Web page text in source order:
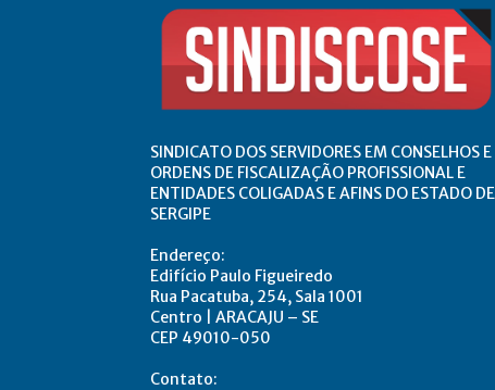
SINDICATO DOS SERVIDORES EM CONSELHOS E
ORDENS DE FISCALIZAÇÃO PROFISSIONAL E
ENTIDADES COLIGADAS E AFINS DO ESTADO DE
SERGIPE
Endereço:
Edifício Paulo Figueiredo
Rua Pacatuba, 254, Sala 1001
Centro | ARACAJU – SE
CEP 49010-050
Contato: